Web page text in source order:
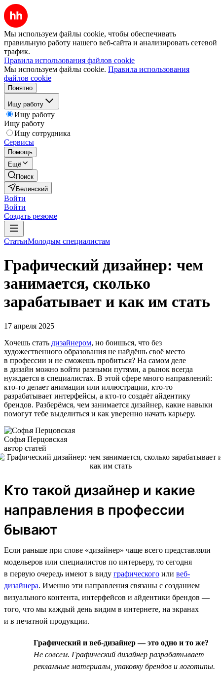
Мы используем файлы cookie, чтобы обеспечивать
правильную работу нашего веб-сайта и анализировать сетевой
трафик.
Правила использования файлов cookie
Мы используем файлы cookie. Правила использования
файлов cookie
Понятно
Ищу работу
Ищу работу
Ищу работу
Ищу сотрудника
Сервисы
Помощь
Ещё
Поиск
Белинский
Войти
Войти
Создать резюме
СтатьиМолодым специалистам
Графический дизайнер: чем
занимается, сколько
зарабатывает и как им стать
17 апреля 2025
Хочешь стать дизайнером, но боишься, что без
художественного образования не найдёшь своё место
в профессии и не сможешь пробиться? На самом деле
в дизайн можно войти разными путями, а рынок всегда
нуждается в специалистах. В этой сфере много направлений:
кто-то делает анимации или иллюстрации, кто-то
разрабатывает интерфейсы, а кто-то создаёт айдентику
брендов. Разберёмся, чем занимается дизайнер, какие навыки
помогут тебе выделиться и как уверенно начать карьеру.
Софья Перцовская
автор статей
Кто такой дизайнер и какие
направления в профессии
бывают
Если раньше при слове «дизайнер» чаще всего представляли
модельеров или специалистов по интерьеру, то сегодня
в первую очередь имеют в виду графического или веб-
дизайнера. Именно эти направления связаны с созданием
визуального контента, интерфейсов и айдентики брендов —
того, что мы каждый день видим в интернете, на экранах
и в печатной продукции.
Графический и веб-дизайнер — это одно и то же?
Не совсем. Графический дизайнер разрабатывает
рекламные материалы, упаковку брендов и логотипы.